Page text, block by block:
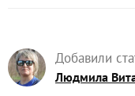
Добавили
Людмила